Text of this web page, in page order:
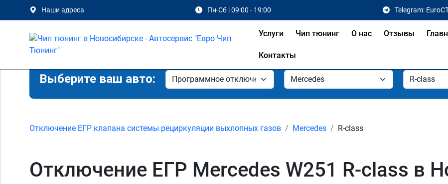
Наши адреса Пн-Сб | 09:00 - 19:00 Telegram:
Услуги Чип тюнинг О нас Отзывы
Контакты
Выберите ваш авто:
Отключение ЕГР клапана системы рециркуляции выхлопных газов Mercedes R-class
Отключение ЕГР Mercedes W251 R-class в